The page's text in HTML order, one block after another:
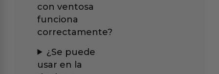
con ventosa
funciona
correctamente?
¿Se puede
usar en la